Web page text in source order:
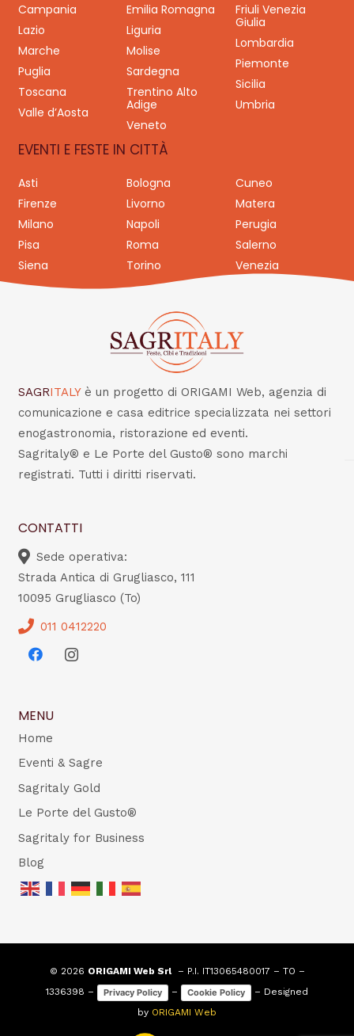
Campania
Emilia Romagna
Friuli Venezia
Giulia
Lazio
Liguria
Lombardia
Marche
Molise
Piemonte
Puglia
Sardegna
Sicilia
Toscana
Trentino Alto
Adige
Umbria
Valle d’Aosta
Veneto
EVENTI E FESTE IN CITTÀ
Asti Bologna
Cuneo
Firenze
Livorno
Matera
Milano
Napoli
Perugia
Pisa
Roma
Salerno
Siena
Torino Venezia
SAGRITALY è un progetto di ORIGAMI Web, agenzia di
comunicazione e casa editrice specializzata nei settori
enogastronomia, ristorazione ed eventi.
Sagritaly® e Le Porte del Gusto® sono marchi
registrati. Tutti i diritti riservati.
CONTATTI
Sede operativa:
Strada Antica di Grugliasco, 111
10095 Grugliasco (To)
011 0412220
MENU
Home
Eventi & Sagre
Sagritaly Gold
Le Porte del Gusto®
Sagritaly for Business
Blog
© 2026 ORIGAMI Web Srl– P.I. IT13065480017 – TO –
1336398 –
Privacy Policy – Cookie Policy
– Designed
by ORIGAMI Web